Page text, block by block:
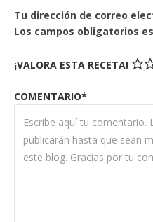
Tu dirección de correo
Los campos obligatorios
¡VALORA ESTA RECETA!
COMENTARIO*